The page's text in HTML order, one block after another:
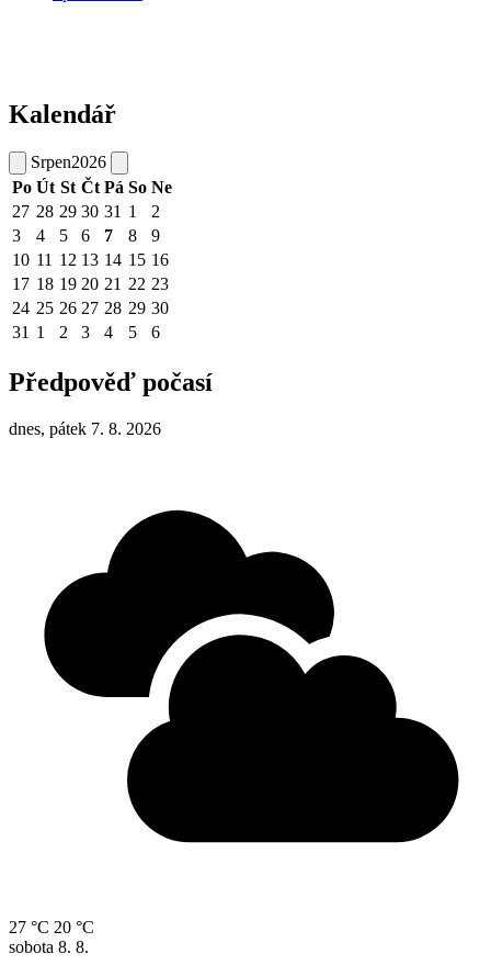
Kalendář
Srpen2026
Po Út St Čt Pá So Ne
27 28 29 30 31 1
2
3
4 5 6 7 8
9
10 11 12 13 14 15 16
17 18 19 20 21 22 23
24 25 26 27 28 29 30
31 1 2 3 4 5 6
Předpověď počasí
dnes, pátek 7. 8. 2026
27 °C 20 °C
sobota 8. 8.